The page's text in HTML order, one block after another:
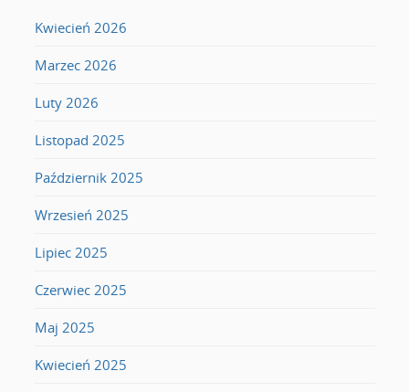
Kwiecień 2026
Marzec 2026
Luty 2026
Listopad 2025
Październik 2025
Wrzesień 2025
Lipiec 2025
Czerwiec 2025
Maj 2025
Kwiecień 2025